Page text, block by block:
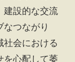
建設的な交流
つながり
社会における
を心配して萎